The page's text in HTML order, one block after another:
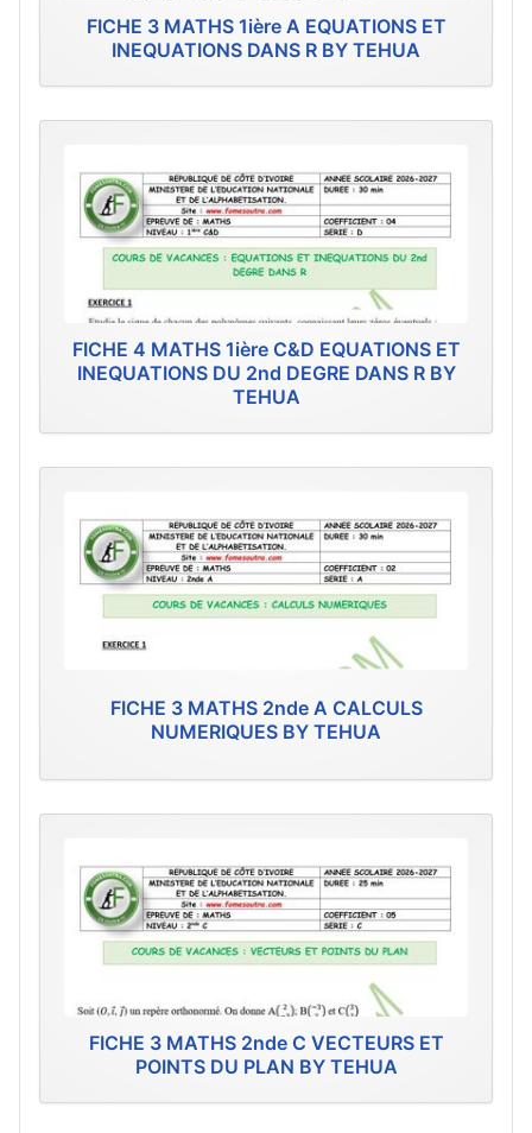
FICHE 3 MATHS 1ière A EQUATIONS ET
INEQUATIONS DANS R BY TEHUA
FICHE 4 MATHS 1ière C&D EQUATIONS ET
INEQUATIONS DU 2nd DEGRE DANS R BY
TEHUA
FICHE 3 MATHS 2nde A CALCULS
NUMERIQUES BY TEHUA
FICHE 3 MATHS 2nde C VECTEURS ET
POINTS DU PLAN BY TEHUA